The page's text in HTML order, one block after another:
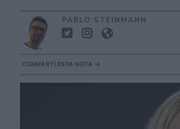
PABLO STEINMANN
COMPARTÍ ESTA NOTA